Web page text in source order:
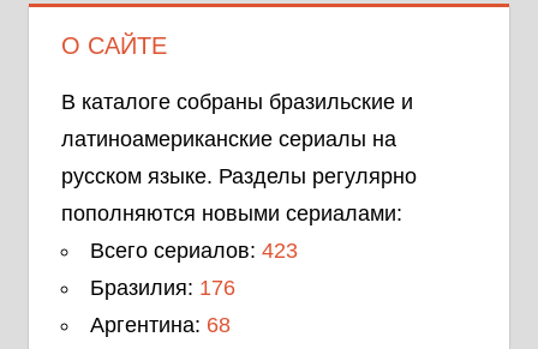
О САЙТЕ
В каталоге собраны бразильские и
латиноамериканские сериалы на
русском языке. Разделы регулярно
пополняются новыми сериалами:
Всего сериалов: 423
Бразилия: 176
Аргентина: 68